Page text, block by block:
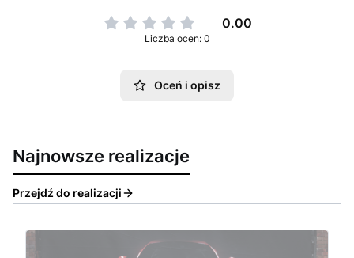
0.00
Liczba ocen: 0
Oceń i opisz
Najnowsze realizacje
Przejdź do realizacji